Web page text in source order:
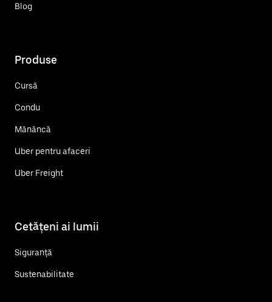
Blog
Produse
Cursă
Condu
Mănâncă
Uber pentru afaceri
Uber Freight
Cetățeni ai lumii
Siguranță
Sustenabilitate